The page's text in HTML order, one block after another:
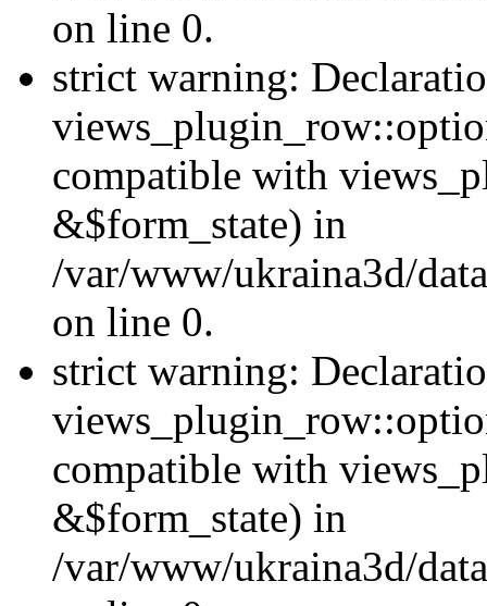
on line 0.
strict warning:
compatible with
&$form_state) in
/var/www/ukraina3d/
on line 0.
strict warning:
compatible with
&$form_state) in
/var/www/ukraina3d/